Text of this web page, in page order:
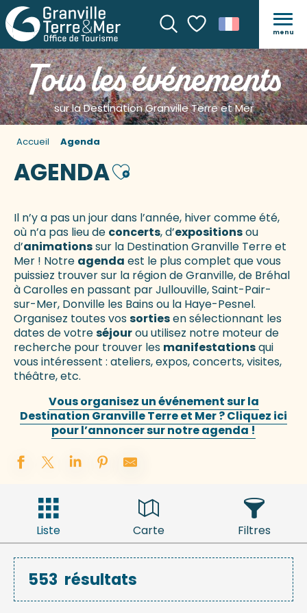
Recherche
Voir les favoris
menu
Tous les événements
sur la Destination Granville Terre et Mer
Accueil Agenda
AGENDAAjouter aux favoris
Il n’y a pas un jour dans l’année, hiver comme été,
où n’a pas lieu de concerts, d’expositionsou
d’animationssur la Destination Granville Terre et
Mer ! Notre agenda est le plus complet que vous
puissiez trouver sur la région de Granville, de Bréhal
à Carolles en passant par Jullouville, Saint-Pair-
sur-Mer, Donville les Bains ou la Haye-Pesnel.
Organisez toutes vossortiesen sélectionnant les
dates de votreséjourou utilisez notre moteur de
recherche pour trouver les manifestationsqui
vous intéressent : ateliers, expos, concerts, visites,
théâtre, etc.
Vous organisez un événement sur la
Destination Granville Terre et Mer ? Cliquez ici
pour l’annoncer sur notre agenda !
Liste Carte Filtres
553 résultats